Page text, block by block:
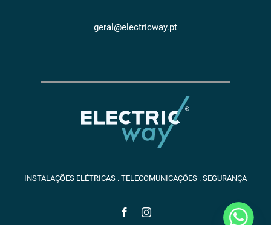
geral@electricway.pt
INSTALAÇÕES ELÉTRICAS . TELECOMUNICAÇÕES . SEGURANÇA